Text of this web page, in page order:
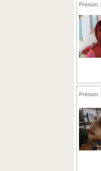
Prénom :
Prénom :